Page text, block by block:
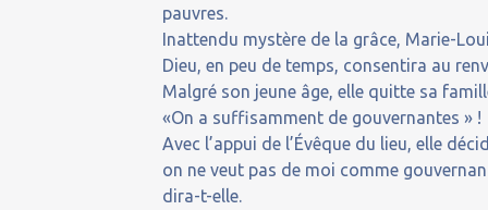
pauvres.
Inattendu mystère de la grâce, Marie-
Dieu, en peu de temps, consentira au
Malgré son jeune âge, elle quitte sa
«On a suffisamment de gouvernantes » !
Avec l’appui de l’Évêque du lieu, elle
on ne veut pas de moi comme
dira-t-elle.